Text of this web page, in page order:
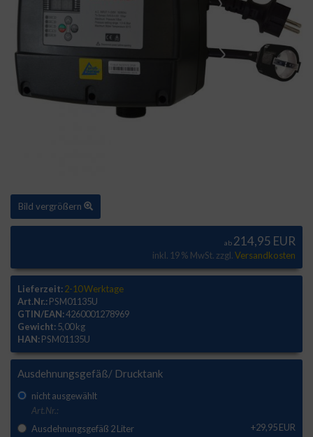
Bild vergrößern
ab 214,95 EUR
inkl. 19 % MwSt. zzgl.Versandkosten
Lieferzeit:2-10 Werktage
Art.Nr.:PSM01135U
GTIN/EAN:4260001278969
Gewicht:5,00 kg
HAN:PSM01135U
Ausdehnungsgefäß/ Drucktank
nicht ausgewählt
Art.Nr.:
Ausdehnungsgefäß 2 Liter
+29,95 EUR